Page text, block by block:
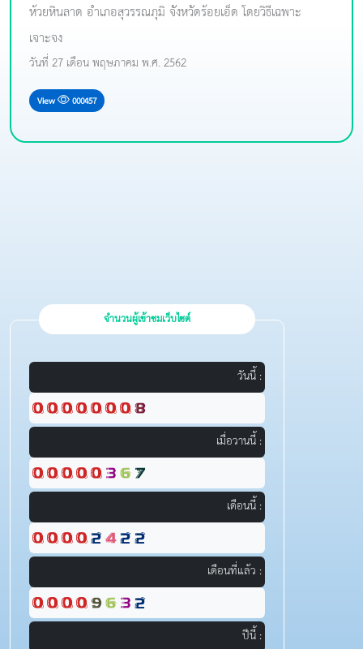
ห้วยหินลาด อำเภอสุวรรณภุมิ จังหวัดร้อยเอ็ด โดยวิธีเฉพาะ
เจาะจง
วันที่ 27 เดือน พฤษภาคม พ.ศ. 2562
View 000457
จำนวนผู้เข้าชมเว็บไซต์
วันนี้ :
เมื่อวานนี้ :
เดือนนี้ :
เดือนที่แล้ว :
ปีนี้ :